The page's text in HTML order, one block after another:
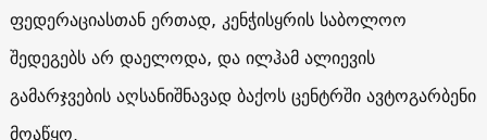
ფედერაციასთან ერთად, კენჭისყრის საბოლოო
შედეგებს არ დაელოდა, და ილჰამ ალიევის
გამარჯვების აღსანიშნავად ბაქოს ცენტრში ავტოგარბენი
მოაწყო.